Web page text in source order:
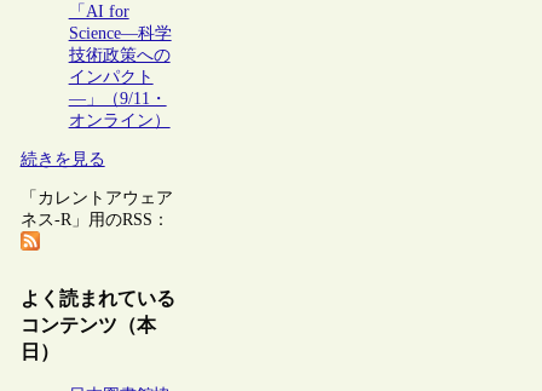
「AI for
Science―科学
技術政策への
インパクト
―」（9/11・
オンライン）
続きを見る
「カレントアウェア
ネス-R」用のRSS：
よく読まれている
コンテンツ（本
日）